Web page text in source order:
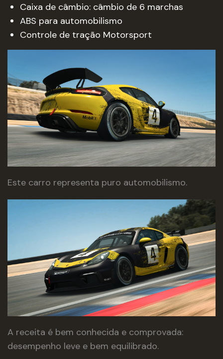
Caixa de câmbio: câmbio de 6 marchas
ABS para automobilismo
Controle de tração Motorsport
Este carro representa puro automobilismo.
A receita é bem conhecida e comprovada:
desempenho leve e bem equilibrado.